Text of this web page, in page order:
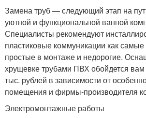
Замена труб — следующий этап на
уютной и функциональной ванной
Специалисты рекомендуют
пластиковые коммуникации как
простые в монтаже и недорогие.
хрущевке трубами ПВХ обойдется
тыс. рублей в зависимости от
помещения и фирмы-производителя
Электромонтажные работы